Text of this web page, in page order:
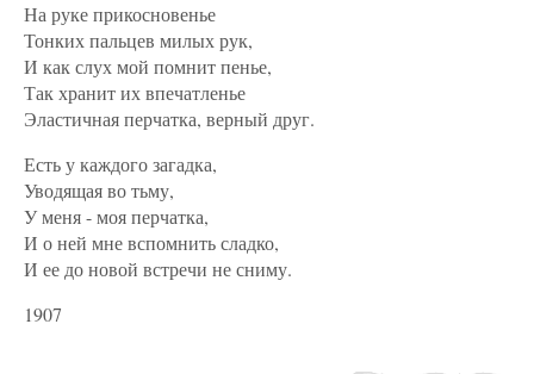
На руке прикосновенье
Тонких пальцев милых рук,
И как слух мой помнит пенье,
Так хранит их впечатленье
Эластичная перчатка, верный друг.
Есть у каждого загадка,
Уводящая во тьму,
У меня - моя перчатка,
И о ней мне вспомнить сладко,
И ее до новой встречи не сниму.
1907